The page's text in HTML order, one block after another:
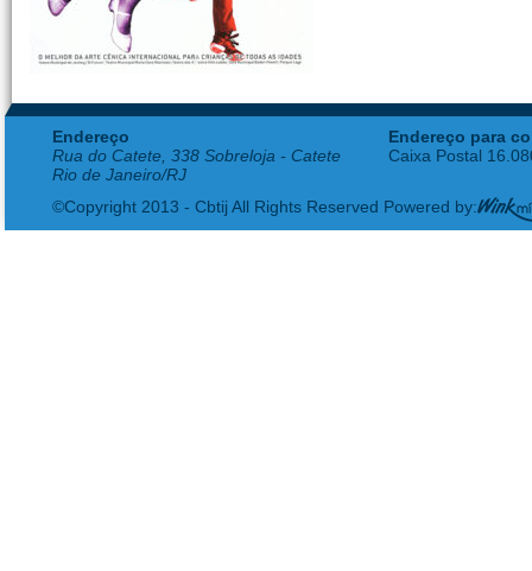
Endereço
Rua do Catete, 338 Sobreloja - Catete
Rio de Janeiro/RJ
Endereço para
Caixa Postal
©Copyright 2013 - Cbtij All Rights Reserved Powered by: